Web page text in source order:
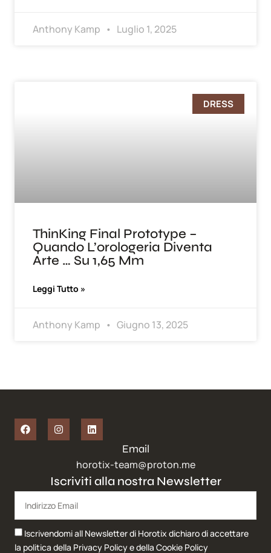
Anthony Kamp Luglio 1, 2025
DRESS
ThinKing Final Prototype –
Quando L’orologeria Diventa
Arte … Su 1,65 Mm
Leggi Tutto »
Anthony Kamp Giugno 13, 2025
Iscriviti alla nostra Newsletter
Iscrivendomi all Newsletter di Horotix dichiaro di accettare
la politica della Privacy Policye della Cookie Policy
Email
horotix-team@proton.me